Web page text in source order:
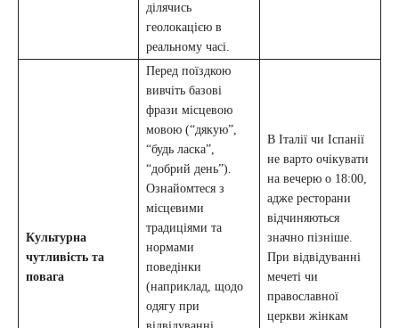
ділячись
геолокацією в
реальному часі.
Культурна
чутливість та
повага
Перед поїздкою
вивчіть базові
фрази місцевою
мовою (“дякую”,
“будь ласка”,
“добрий день”).
Ознайомтеся з
місцевими
традиціями та
нормами
поведінки
(наприклад, щодо
одягу при
В Італії чи Іспанії
не варто очікувати
на вечерю о 18:00,
адже ресторани
відчиняються
значно пізніше.
При відвідуванні
мечеті чи
православної
церкви жінкам